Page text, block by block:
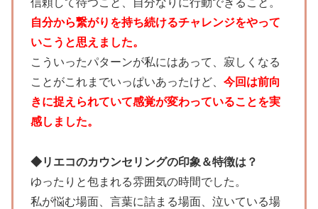
信頼して待つこと、自分なりに行動できること。
自分から繋がりを持ち続けるチャレンジをやって
いこうと思えました。
こういったパターンが私にはあって、寂しくなる
ことがこれまでいっぱいあったけど、 今回は前向
きに捉えられていて感覚が変わっていることを実
感しました。
◆リエコのカウンセリングの印象＆特徴は？
ゆったりと包まれる雰囲気の時間でした。
私が悩む場面、言葉に詰まる場面、泣いている場